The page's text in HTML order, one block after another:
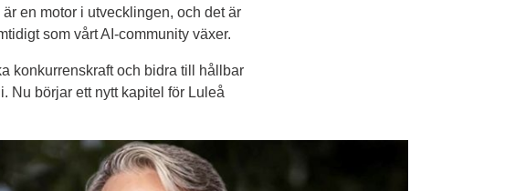
en motor i utvecklingen, och det är
som vårt AI-community växer.
konkurrenskraft och bidra till hållbar
Nu börjar ett nytt kapitel för Luleå